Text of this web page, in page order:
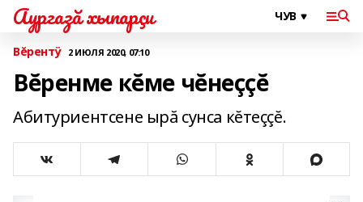
Аургазă хыпарçи
Вĕрентÿ 2 ИЮЛЯ 2020, 07:10
Вĕренме кĕме чĕнеççĕ
Абитуриентсене ырă сунса кĕтеççĕ.